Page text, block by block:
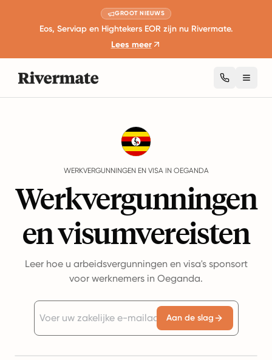
GROOT NIEUWS
Eos, Serviap en Hightekers EOR zijn nu Rivermate.
Lees meer
WERKVERGUNNINGEN EN VISA IN OEGANDA
Werkvergunningen
en visumvereisten
Leer hoe u arbeidsvergunningen en visa's sponsort
voor werknemers in Oeganda.
Aan de slag